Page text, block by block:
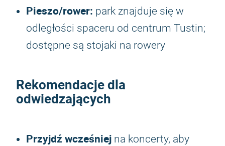
Pieszo/rower: park znajduje się w
odległości spaceru od centrum Tustin;
dostępne są stojaki na rowery
Rekomendacje dla
odwiedzających
Przyjdź wcześniej na koncerty, aby